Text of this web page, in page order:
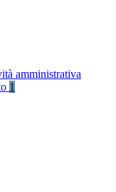
amministrativa
1